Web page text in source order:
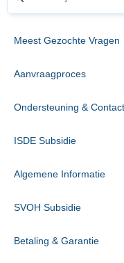
Meest Gezochte Vragen
Aanvraagproces
Ondersteuning & Contact
ISDE Subsidie
Algemene Informatie
SVOH Subsidie
Betaling & Garantie